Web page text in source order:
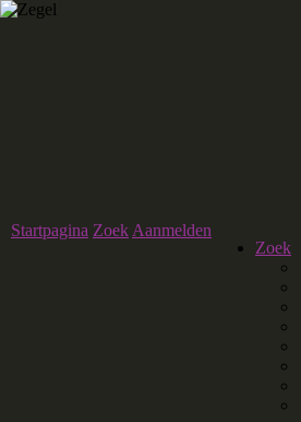
Startpagina Zoek Aanmelden
Zoek